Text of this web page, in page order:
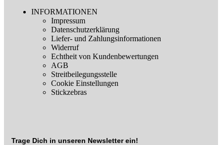
INFORMATIONEN
Impressum
Datenschutzerklärung
Liefer- und Zahlungsinformationen
Widerruf
Echtheit von Kundenbewertungen
AGB
Streitbeilegungsstelle
Cookie Einstellungen
Stickzebras
Trage Dich in unseren Newsletter ein!